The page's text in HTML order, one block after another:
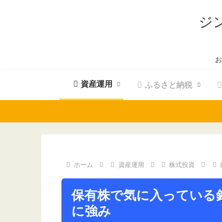
ジ
資産運用 ふるさと納税
ホーム 資産運用 株式投資
保有株で気に入ってい
に強み